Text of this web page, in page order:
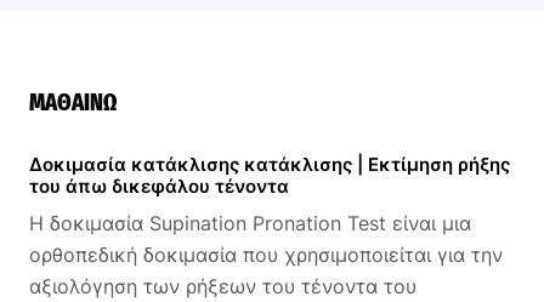
ΜΑΘΑΊΝΩ
Δοκιμασία κατάκλισης κατάκλισης | Εκτίμηση ρήξης
του άπω δικεφάλου τένοντα
Η δοκιμασία Supination Pronation Test είναι μια
ορθοπεδική δοκιμασία που χρησιμοποιείται για την
αξιολόγηση των ρήξεων του τένοντα του